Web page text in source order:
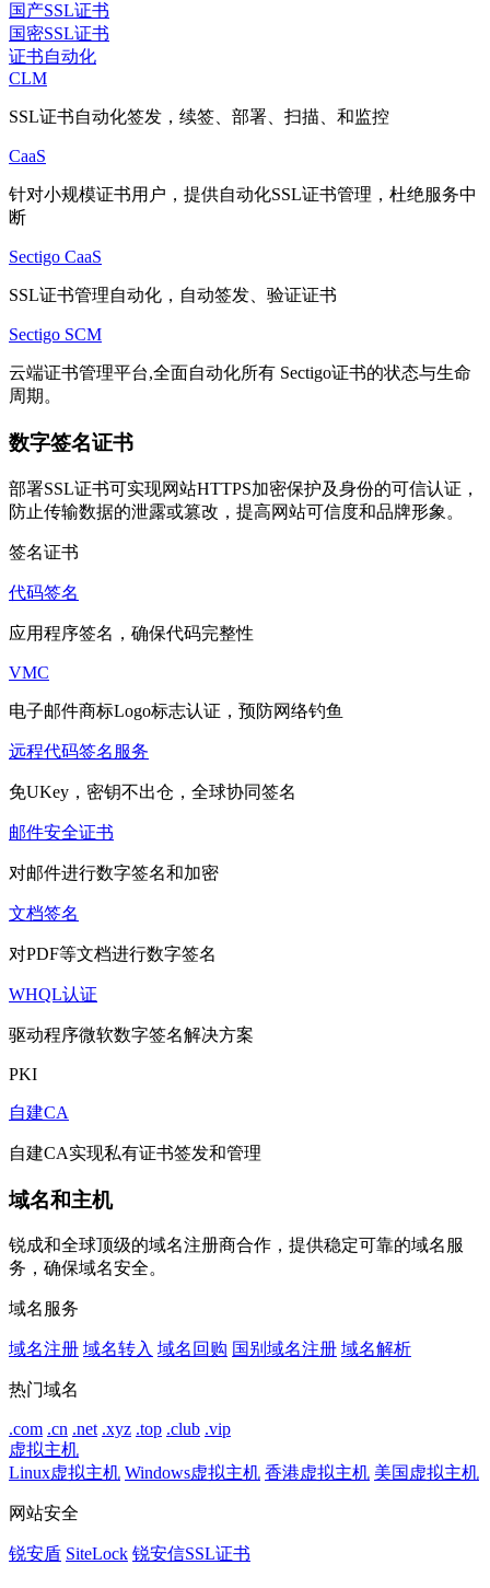
国产SSL证书
国密SSL证书
证书自动化
CLM
SSL证书自动化签发，续签、部署、扫描、和监控
CaaS
针对小规模证书用户，提供自动化SSL证书管理，杜绝服务中
断
Sectigo CaaS
SSL证书管理自动化，自动签发、验证证书
Sectigo SCM
云端证书管理平台,全面自动化所有 Sectigo证书的状态与生命
周期。
数字签名证书
部署SSL证书可实现网站HTTPS加密保护及身份的可信认证，
防止传输数据的泄露或篡改，提高网站可信度和品牌形象。
签名证书
代码签名
应用程序签名，确保代码完整性
VMC
电子邮件商标Logo标志认证，预防网络钓鱼
远程代码签名服务
免UKey，密钥不出仓，全球协同签名
邮件安全证书
对邮件进行数字签名和加密
文档签名
对PDF等文档进行数字签名
WHQL认证
驱动程序微软数字签名解决方案
PKI
自建CA
自建CA实现私有证书签发和管理
域名和主机
锐成和全球顶级的域名注册商合作，提供稳定可靠的域名服
务，确保域名安全。
域名服务
域名注册 域名转入 域名回购 国别域名注册 域名解析
热门域名
.com .cn .net .xyz .top .club .vip
虚拟主机
Linux虚拟主机 Windows虚拟主机 香港虚拟主机 美国虚拟主机
网站安全
锐安盾 SiteLock 锐安信SSL证书